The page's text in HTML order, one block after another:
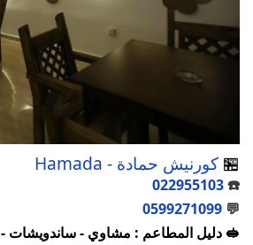
🏪 كورنيش حمادة - Hamada
☎️
022955103
💬
0599271099
🥪 دليل المطاعم : مشاوي - ساندويشات -